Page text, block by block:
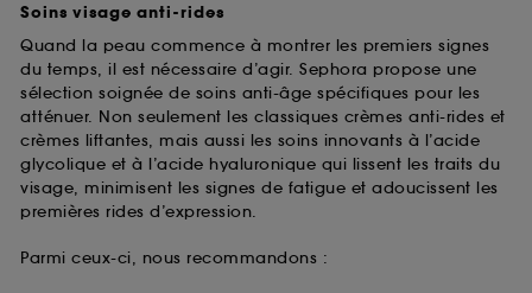
Soins visage anti-rides
Quand la peau commence à montrer les premiers signes
du temps, il est nécessaire d’agir. Sephora propose une
sélection soignée de soins anti-âge spécifiques pour les
atténuer. Non seulement les classiques crèmes anti-rides et
crèmes liftantes, mais aussi les soins innovants à l’acide
glycolique et à l’acide hyaluronique qui lissent les traits du
visage, minimisent les signes de fatigue et adoucissent les
premières rides d’expression.
Parmi ceux-ci, nous recommandons :